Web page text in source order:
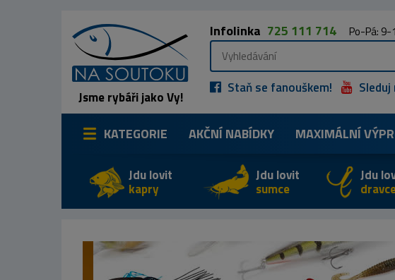
Jsme rybáři jako Vy!
Infolinka 725 111 714 Po-Pá: 9-
Staň se fanouškem! Sleduj
KATEGORIE AKČNÍ NABÍDKY MAXIMÁLNÍ
Jdu lovit
kapry
Jdu lovit
sumce
Jdu